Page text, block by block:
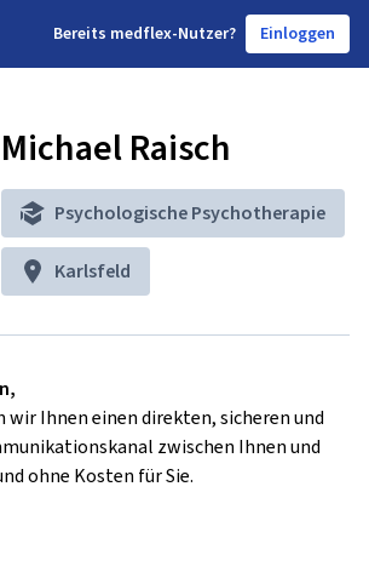
Bereits medflex-Nutzer? Einloggen
Michael Raisch
Psychologische Psychotherapie
Karlsfeld
Ihnen einen direkten, sicheren und
zwischen Ihnen und
ohne Kosten für Sie.